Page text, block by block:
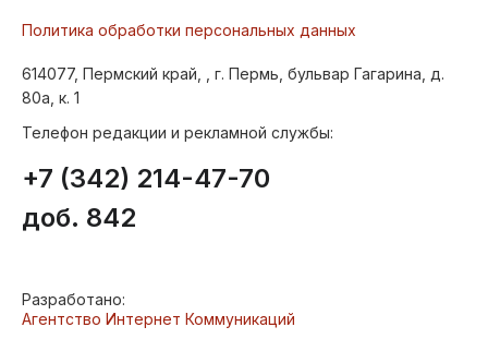
Политика обработки персональных данных
614077, Пермский край, , г. Пермь, бульвар Гагарина, д.
80а, к. 1
Телефон редакции и рекламной службы:
+7 (342) 214-47-70
доб. 842
Разработано:
Агентство Интернет Коммуникаций